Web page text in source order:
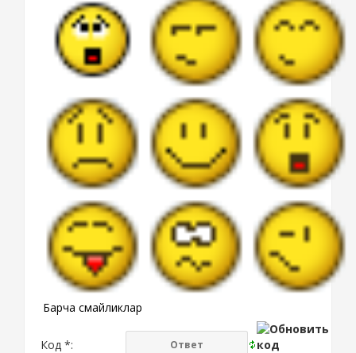
Барча смайликлар
Код *: